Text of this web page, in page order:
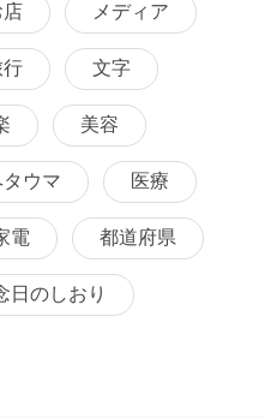
店 メディア
行 文字
美容
タウマ 医療
電 都道府県
日のしおり